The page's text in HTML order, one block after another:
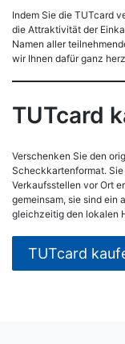
Indem Sie die TUTcard
die Attraktivität der
Namen aller
wir Ihnen dafür ganz
TUTcard
Verschenken Sie den
Scheckkartenformat.
Verkaufsstellen vor Ort
gemeinsam, sie sind ein
gleichzeitig den lokalen
TUTcard